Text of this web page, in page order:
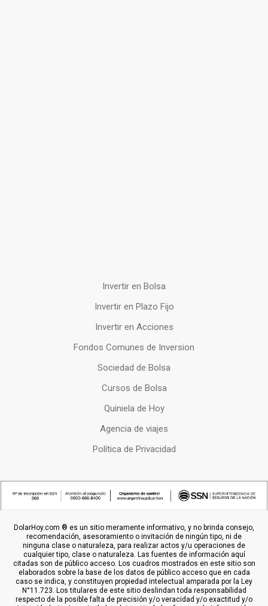
Invertir en Bolsa
Invertir en Plazo Fijo
Invertir en Acciones
Fondos Comunes de Inversion
Sociedad de Bolsa
Cursos de Bolsa
Quiniela de Hoy
Agencia de viajes
Política de Privacidad
DolarHoy.com ® es un sitio meramente informativo, y no brinda consejo,
recomendación, asesoramiento o invitación de ningún tipo, ni de
ninguna clase o naturaleza, para realizar actos y/u operaciones de
cualquier tipo, clase o naturaleza. Las fuentes de información aquí
citadas son de público acceso. Los cuadros mostrados en este sitio son
elaborados sobre la base de los datos de público acceso que en cada
caso se indica, y constituyen propiedad intelectual amparada por la Ley
N°11.723. Los titulares de este sitio deslindan toda responsabilidad
respecto de la posible falta de precisión y/o veracidad y/o exactitud y/o